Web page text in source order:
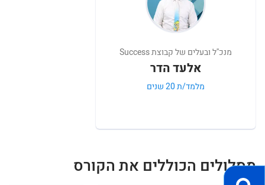
מנכ''ל ובעלים של קבוצת Success
אלעד הדר
מלמד/ת 20 שנים
מסלולים הכוללים את הקורס